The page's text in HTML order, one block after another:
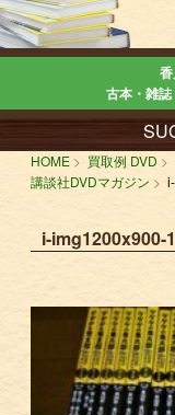
古本・雑
HOME 買取例 DVD
講談社DVDマガジン
i-img1200x900-